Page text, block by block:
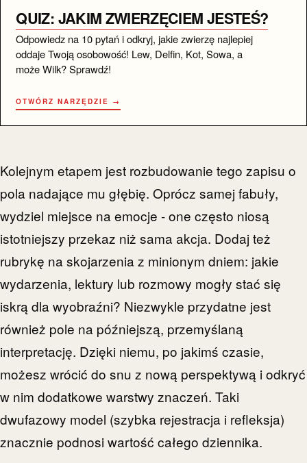
QUIZ: JAKIM ZWIERZĘCIEM JESTEŚ?
Odpowiedz na 10 pytań i odkryj, jakie zwierzę najlepiej
oddaje Twoją osobowość! Lew, Delfin, Kot, Sowa, a
może Wilk? Sprawdź!
OTWÓRZ NARZĘDZIE →
Kolejnym etapem jest rozbudowanie tego zapisu o
pola nadające mu głębię. Oprócz samej fabuły,
wydziel miejsce na emocje - one często niosą
istotniejszy przekaz niż sama akcja. Dodaj też
rubrykę na skojarzenia z minionym dniem: jakie
wydarzenia, lektury lub rozmowy mogły stać się
iskrą dla wyobraźni? Niezwykle przydatne jest
również pole na późniejszą, przemyślaną
interpretację. Dzięki niemu, po jakimś czasie,
możesz wrócić do snu z nową perspektywą i odkryć
w nim dodatkowe warstwy znaczeń. Taki
dwufazowy model (szybka rejestracja i refleksja)
znacznie podnosi wartość całego dziennika.